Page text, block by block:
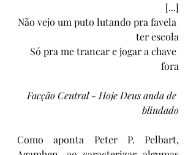
[...]
Não vejo um puto lutando pra favela
ter escola
Só pra me trancar e jogar a chave
fora
Facção Central - Hoje Deus anda de
blindado
Como aponta Peter P. Pelbart,